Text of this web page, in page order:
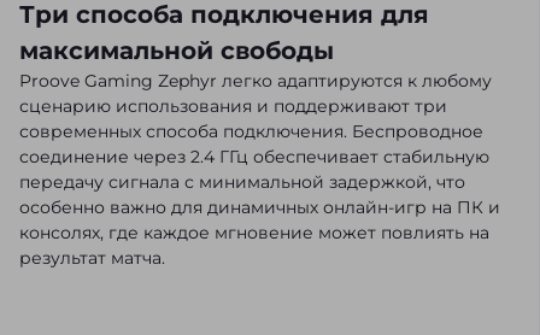
Три способа подключения для
максимальной свободы
Proove Gaming Zephyr легко адаптируются к любому
сценарию использования и поддерживают три
современных способа подключения. Беспроводное
соединение через 2.4 ГГц обеспечивает стабильную
передачу сигнала с минимальной задержкой, что
особенно важно для динамичных онлайн-игр на ПК и
консолях, где каждое мгновение может повлиять на
результат матча.